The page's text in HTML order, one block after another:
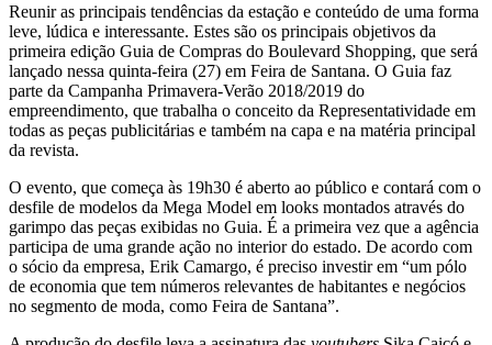
Reunir as principais tendências da estação e conteúdo de uma forma
leve, lúdica e interessante. Estes são os principais objetivos da
primeira edição Guia de Compras do Boulevard Shopping, que será
lançado nessa quinta-feira (27) em Feira de Santana. O Guia faz
parte da Campanha Primavera-Verão 2018/2019 do
empreendimento, que trabalha o conceito da Representatividade em
todas as peças publicitárias e também na capa e na matéria principal
da revista.
O evento, que começa às 19h30 é aberto ao público e contará com o
desfile de modelos da Mega Model em looks montados através do
garimpo das peças exibidas no Guia. É a primeira vez que a agência
participa de uma grande ação no interior do estado. De acordo com
o sócio da empresa, Erik Camargo, é preciso investir em “um pólo
de economia que tem números relevantes de habitantes e negócios
no segmento de moda, como Feira de Santana”.